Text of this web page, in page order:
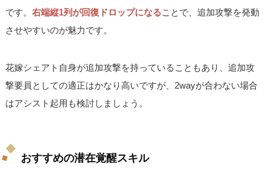
です。右端縦1列が回復ドロップになることで、追加攻撃を発動
させやすいのが魅力です。
花嫁シェアト自身が追加攻撃を持っていることもあり、追加攻
撃要員としての適正はかなり高いですが、2wayが合わない場合
はアシスト起用も検討しましょう。
おすすめの潜在覚醒スキル